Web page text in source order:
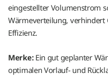
eingestellter Volumenstrom
Wärmeverteilung, verhindert
Effizienz.
Merke:Ein gut geplanter
optimalen Vorlauf- und